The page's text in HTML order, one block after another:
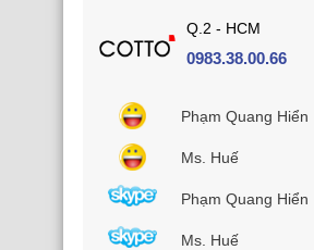
Q.2 - HCM
0983.38.00.66
Phạm Quang Hiển
Ms. Huế
Phạm Quang Hiển
Ms. Huế